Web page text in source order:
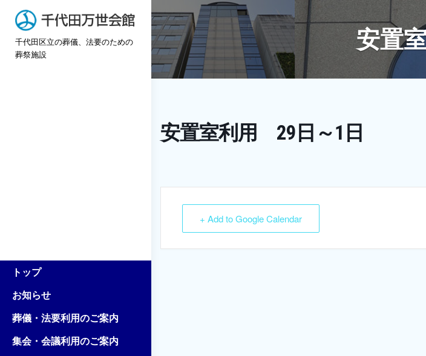
Skip
content
千代田区立の葬儀、法要のための
葬祭施設
トップ
お知らせ
葬儀・法要利用のご案内
集会・会議利用のご案内
安置
安置室利用 29日～1日
+ Add to Google Calendar